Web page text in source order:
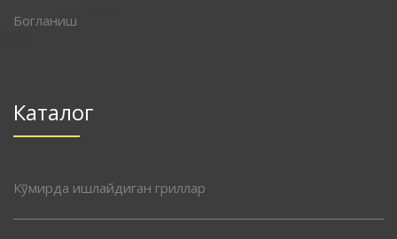
Богланиш
Каталог
Кўмирда ишлайдиган гриллар